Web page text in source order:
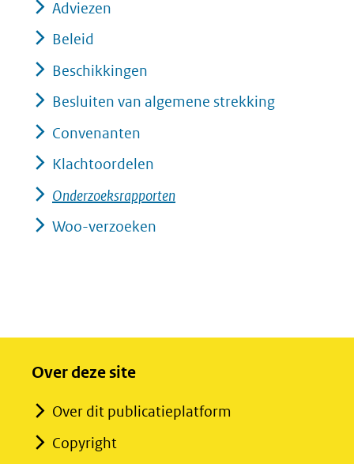
Adviezen
Beleid
Beschikkingen
Besluiten van algemene strekking
Convenanten
Klachtoordelen
Onderzoeksrapporten
Woo-verzoeken
Over deze site
Over dit publicatieplatform
Copyright